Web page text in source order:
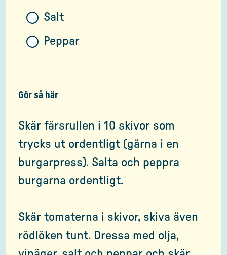
Salt
Peppar
Gör så här
Skär färsrullen i 10 skivor som
trycks ut ordentligt (gärna i en
burgarpress). Salta och peppra
burgarna ordentligt.
Skär tomaterna i skivor, skiva även
rödlöken tunt. Dressa med olja,